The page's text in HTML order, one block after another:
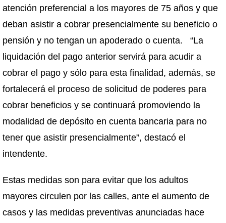
atención preferencial a los mayores de 75 años y que
deban asistir a cobrar presencialmente su beneficio o
pensión y no tengan un apoderado o cuenta. “La
liquidación del pago anterior servirá para acudir a
cobrar el pago y sólo para esta finalidad, además, se
fortalecerá el proceso de solicitud de poderes para
cobrar beneficios y se continuará promoviendo la
modalidad de depósito en cuenta bancaria para no
tener que asistir presencialmente”, destacó el
intendente.
Estas medidas son para evitar que los adultos
mayores circulen por las calles, ante el aumento de
casos y las medidas preventivas anunciadas hace